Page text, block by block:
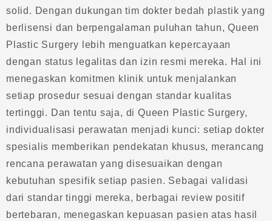
solid. Dengan dukungan tim dokter bedah plastik yang
berlisensi dan berpengalaman puluhan tahun, Queen
Plastic Surgery lebih menguatkan kepercayaan
dengan status legalitas dan izin resmi mereka. Hal ini
menegaskan komitmen klinik untuk menjalankan
setiap prosedur sesuai dengan standar kualitas
tertinggi. Dan tentu saja, di Queen Plastic Surgery,
individualisasi perawatan menjadi kunci: setiap dokter
spesialis memberikan pendekatan khusus, merancang
rencana perawatan yang disesuaikan dengan
kebutuhan spesifik setiap pasien. Sebagai validasi
dari standar tinggi mereka, berbagai review positif
bertebaran, menegaskan kepuasan pasien atas hasil